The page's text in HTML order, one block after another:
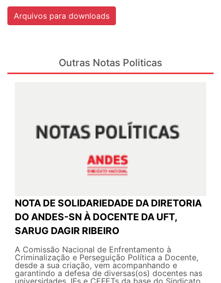
Arquivos para downloads
Outras Notas Politicas
NOTA DE SOLIDARIEDADE DA DIRETORIA
DO ANDES-SN À DOCENTE DA UFT,
SARUG DAGIR RIBEIRO
A Comissão Nacional de Enfrentamento à
Criminalização e Perseguição Política a Docente,
desde a sua criação, vem acompanhando e
garantindo a defesa de diversas(os) docentes nas
universidades, IFs e CEFETs da base do Sindicato